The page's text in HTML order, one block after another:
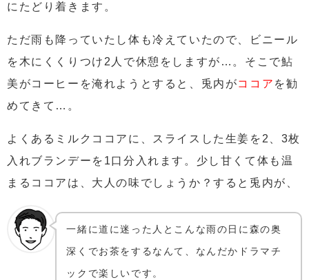
にたどり着きます。
ただ雨も降っていたし体も冷えていたので、ビニール
を木にくくりつけ2人で休憩をしますが…。そこで鮎
美がコーヒーを淹れようとすると、兎内がココア を勧
めてきて…。
よくあるミルクココアに、スライスした生姜を2、3枚
入れブランデーを1口分入れます。少し甘くて体も温
まるココアは、大人の味でしょうか？すると兎内が、
一緒に道に迷った人とこんな雨の日に森の奥
深くでお茶をするなんて、なんだかドラマチ
ックで楽しいです。